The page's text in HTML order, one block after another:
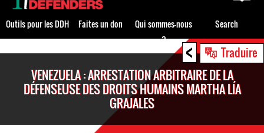
< Traduire
VENEZUELA : ARRESTATION ARBITRAIRE DE LA
DÉFENSEUSE DES DROITS HUMAINS MARTHA LÍA
GRAJALES
top
Outils pour les DDH Faites un don
Qui sommes-nous
?
Search